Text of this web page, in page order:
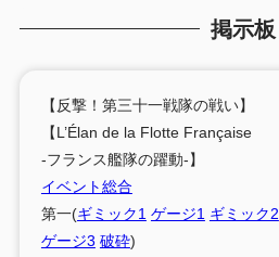
掲示板
【反撃！第三十一戦隊の戦い】
【L’Élan de la Flotte Française
-フランス艦隊の躍動-】
イベント総合
第一(ギミック1 ゲージ1 ギミック2
ゲージ3 破砕)